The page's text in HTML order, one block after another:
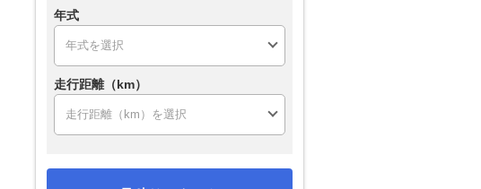
年式
走行距離（km）